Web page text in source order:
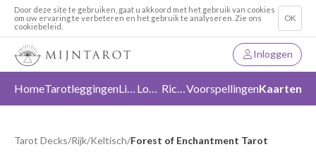
Door deze site te gebruiken, gaat u akkoord met het gebruik van cookies
om uw ervaring te verbeteren en het gebruik te analyseren. Zie ons
cookiebeleid.
OK
Inloggen
HomeTarotleggingen Liefde Loslaten RichtingVoorspellingenKaarten
Tarot Decks/Rijk/Keltisch/Forest of Enchantment Tarot